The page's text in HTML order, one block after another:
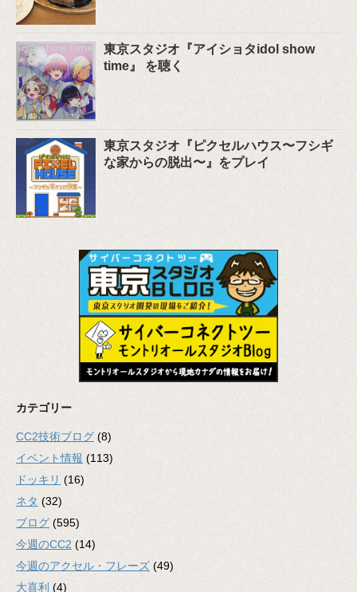
東京スタジオ『アイショタidol show
time』 を聴く
東京スタジオ『ピクセルハウス〜フシギ
な家からの脱出〜』をプレイ
カテゴリー
CC2技術ブログ (8)
イベント情報 (113)
ドッキリ (16)
ネタ (32)
ブログ (595)
今週のCC2 (14)
今週のアクセル・フレーズ (49)
大喜利 (4)